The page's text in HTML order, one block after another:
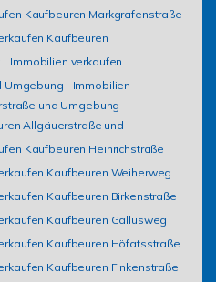
Kaufbeuren Markgrafenstraße
Kaufbeuren
Immobilien verkaufen
Umgebung
Immobilien
und Umgebung
Allgäuerstraße und
Kaufbeuren Heinrichstraße
Kaufbeuren Weiherweg
Kaufbeuren Birkenstraße
Kaufbeuren Gallusweg
Kaufbeuren Höfatsstraße
Kaufbeuren Finkenstraße